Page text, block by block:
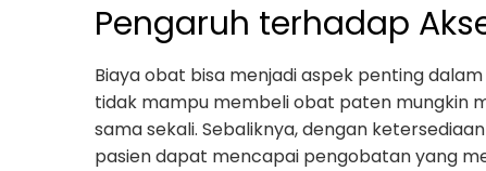
Pengaruh terhadap
Biaya obat bisa menjadi aspek penting
tidak mampu membeli obat paten mungkin
sama sekali. Sebaliknya, dengan
pasien dapat mencapai pengobatan yang